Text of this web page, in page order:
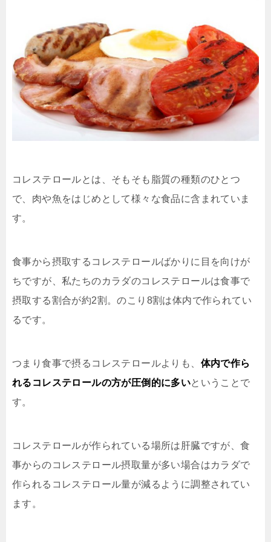
コレステロールとは、そもそも脂質の種類のひとつ
で、肉や魚をはじめとして様々な食品に含まれていま
す。
食事から摂取するコレステロールばかりに目を向けが
ちですが、私たちのカラダのコレステロールは食事で
摂取する割合が約2割。のこり8割は体内で作られてい
るです。
つまり食事で摂るコレステロールよりも、 体内で作ら
れるコレステロールの方が圧倒的に多いということで
す。
コレステロールが作られている場所は肝臓ですが、食
事からのコレステロール摂取量が多い場合はカラダで
作られるコレステロール量が減るように調整されてい
ます。